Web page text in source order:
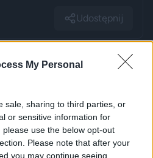
My Personal
sale, sharing to third parties, or
or sensitive information for
use the below opt-out
Please note that after your
you may continue seeing
Udostępnij
temu
#papizm